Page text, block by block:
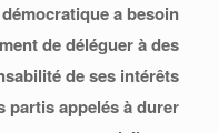
a besoin
de déléguer à des
de ses intérêts
partis appelés à durer